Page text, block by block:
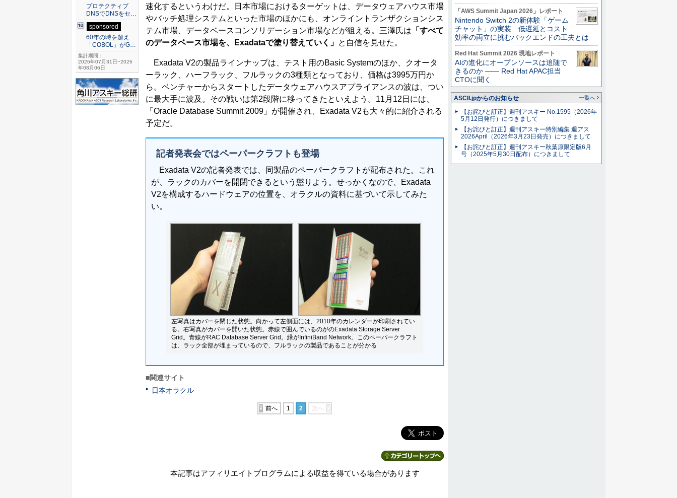
速化するというわけだ。日本市場におけるターゲットは、データウェアハウス市場
やバッチ処理システムといった市場のほかにも、オンライントランザクションシス
テム市場、データベースコンソリデーション市場などが狙える。三澤氏は 「すべて
のデータベース市場を、Exadataで塗り替えていく」 と自信を見せた。
Exadata V2の製品ラインナップは、テスト用のBasic Systemのほか、クオータ
ーラック、ハーフラック、フルラックの3種類となっており、価格は3995万円か
ら。ベンチャーからスタートしたデータウェアハウスアプライアンスの波は、つい
に最大手に波及。その戦いは第2段階に移ってきたといえよう。11月12日には、
「Oracle Database Summit 2009」が開催され、Exadata V2も大々的に紹介される
予定だ。
記者発表会ではペーパークラフトも登場
Exadata V2の記者発表では、同製品のペーパークラフトが配布された。これ
が、ラックのカバーを開閉できるという懲りよう。せっかくなので、Exadata
V2を構成するハードウェアの位置を、オラクルの資料に基づいて示してみた
い。
左写真はカバーを閉じた状態。向かって左側面には、2010年のカレンダーが印刷されてい
る。右写真がカバーを開いた状態。赤線で囲んでいるのがのExadata Storage Server
Grid。青線がRAC Database Server Grid。緑がInfiniBand Network。このペーパークラフト
は、ラック全部が埋まっているので、フルラックの製品であることが分かる
■関連サイト
日本オラクル
前へ 1 2 次へ
本記事はアフィリエイトプログラムによる収益を得ている場合があります
プロテクティブ
DNSでDNSをセ…
sponsored
60年の時を超え
「COBOL」がG…
集計期間：
2026年07月31日~2026
年08月06日
「AWS Summit Japan 2026」レポート
Nintendo Switch 2の新体験「ゲーム
チャット」の実装 低遅延とコスト
効率の両立に挑むバックエンドの工夫とは
Red Hat Summit 2026 現地レポート
AIの進化にオープンソースは追随で
きるのか ―― Red Hat APAC担当
CTOに聞く
ASCII.jpからのお知らせ 一覧へ
【お詫びと訂正】週刊アスキー No.1595（2026年
5月12日発行）につきまして
【お詫びと訂正】週刊アスキー特別編集 週アス
2026April（2026年3月23日発売）につきまして
【お詫びと訂正】週刊アスキー秋葉原限定版6月
号（2025年5月30日配布）につきまして